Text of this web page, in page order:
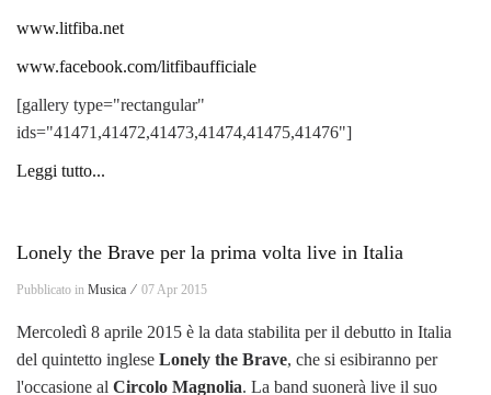
www.litfiba.net
www.facebook.com/litfibaufficiale
[gallery type="rectangular"
ids="41471,41472,41473,41474,41475,41476"]
Leggi tutto...
Lonely the Brave per la prima volta live in Italia
Pubblicato in Musica ⁄ 07 Apr 2015
Mercoledì 8 aprile 2015 è la data stabilita per il debutto in Italia
del quintetto inglese Lonely the Brave, che si esibiranno per
l'occasione al Circolo Magnolia. La band suonerà live il suo